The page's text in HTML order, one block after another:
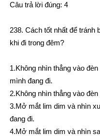
Câu trả lời đúng: 4
238. Cách tốt nhất để tránh
khi đi trong đêm?
1.Không nhìn thẳng vào
mình đang đi.
2.Không nhìn thẳng vào
3.Mở mắt lim dim và nhìn
đang đi.
4.Mở mắt lim dim và nhìn